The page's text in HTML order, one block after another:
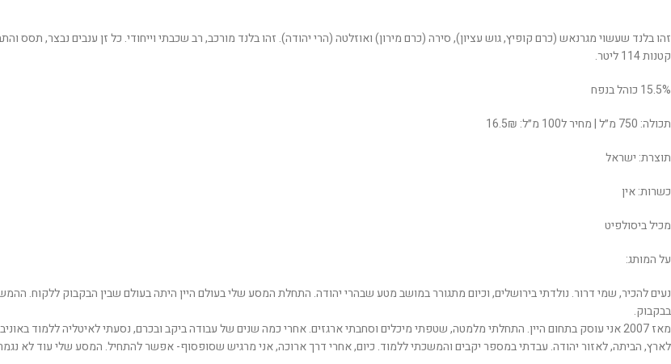
קטנות 114 ליטר.
15.5% כוהל בנפח
תכולה: 750 מ״ל | מחיר ל100 מ״ל: 16.5₪
תוצרת: ישראל
כשרות: אין
מכיל ביסולפיט
על המותג:
נעים להכיר, שמי דרור. נולדתי בירושלים, וכיום מתגורר במושב מטע שבהרי יהודה. התחלת המסע שלי בעולם היין היתה בעולם שבין הבקבוק
בבקבוק.
מאז 2007 אני עוסק בתחום היין. התחלתי מלמטה, שטפתי מיכלים וסחבתי ארגזים. אחרי כמה שנים של עבודה ביקב ובכרם, נסעתי לאיטליה ללמוד
לארץ, הביתה, לאזור יהודה. עבדתי במספר יקבים והמשכתי ללמוד. כיום, אחרי דרך ארוכה, אני מרגיש שסופסוף- אפשר להתחיל. המסע שלי עוד לא